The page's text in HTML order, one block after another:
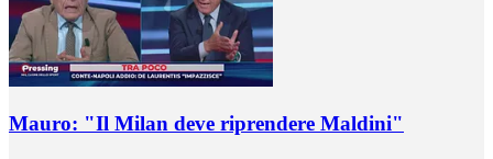
Mauro: "Il Milan deve riprendere Maldini"